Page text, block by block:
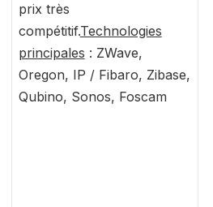
prix très
compétitif.Technologies
principales : ZWave,
Oregon, IP / Fibaro, Zibase,
Qubino, Sonos, Foscam